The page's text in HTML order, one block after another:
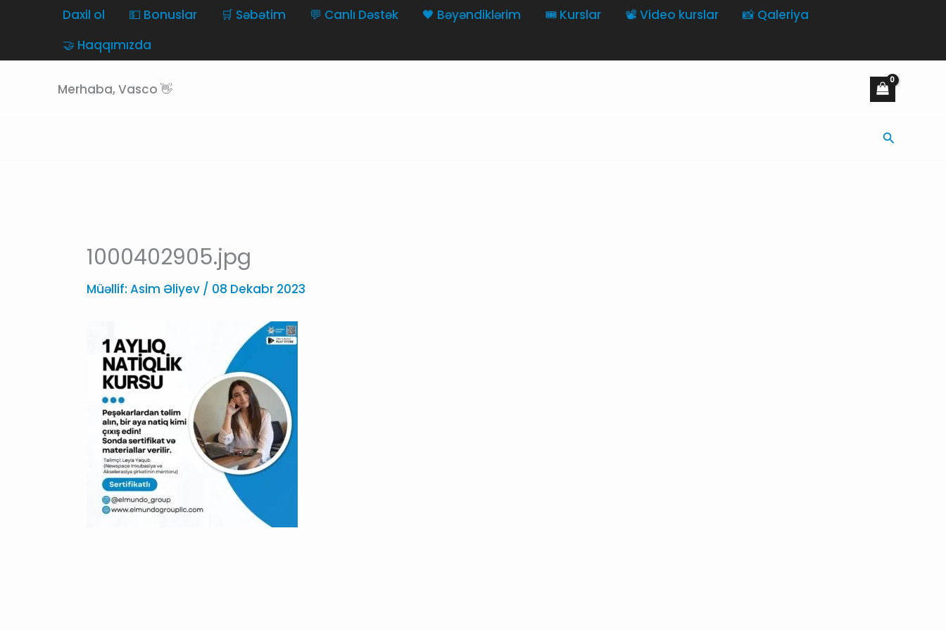
Daxil ol 💵 Bonuslar 🛒 Səbətim 💬 Canlı Dəstək 🖤 Bəyəndiklərim 🎟️ Kurslar 📽️ Video kurslar
📸 Qaleriya
🤝 Haqqımızda
Merhaba, Vasco 👋
Axtarış
1000402905.jpg
Müəllif: Asim Əliyev / 08 Dekabr 2023